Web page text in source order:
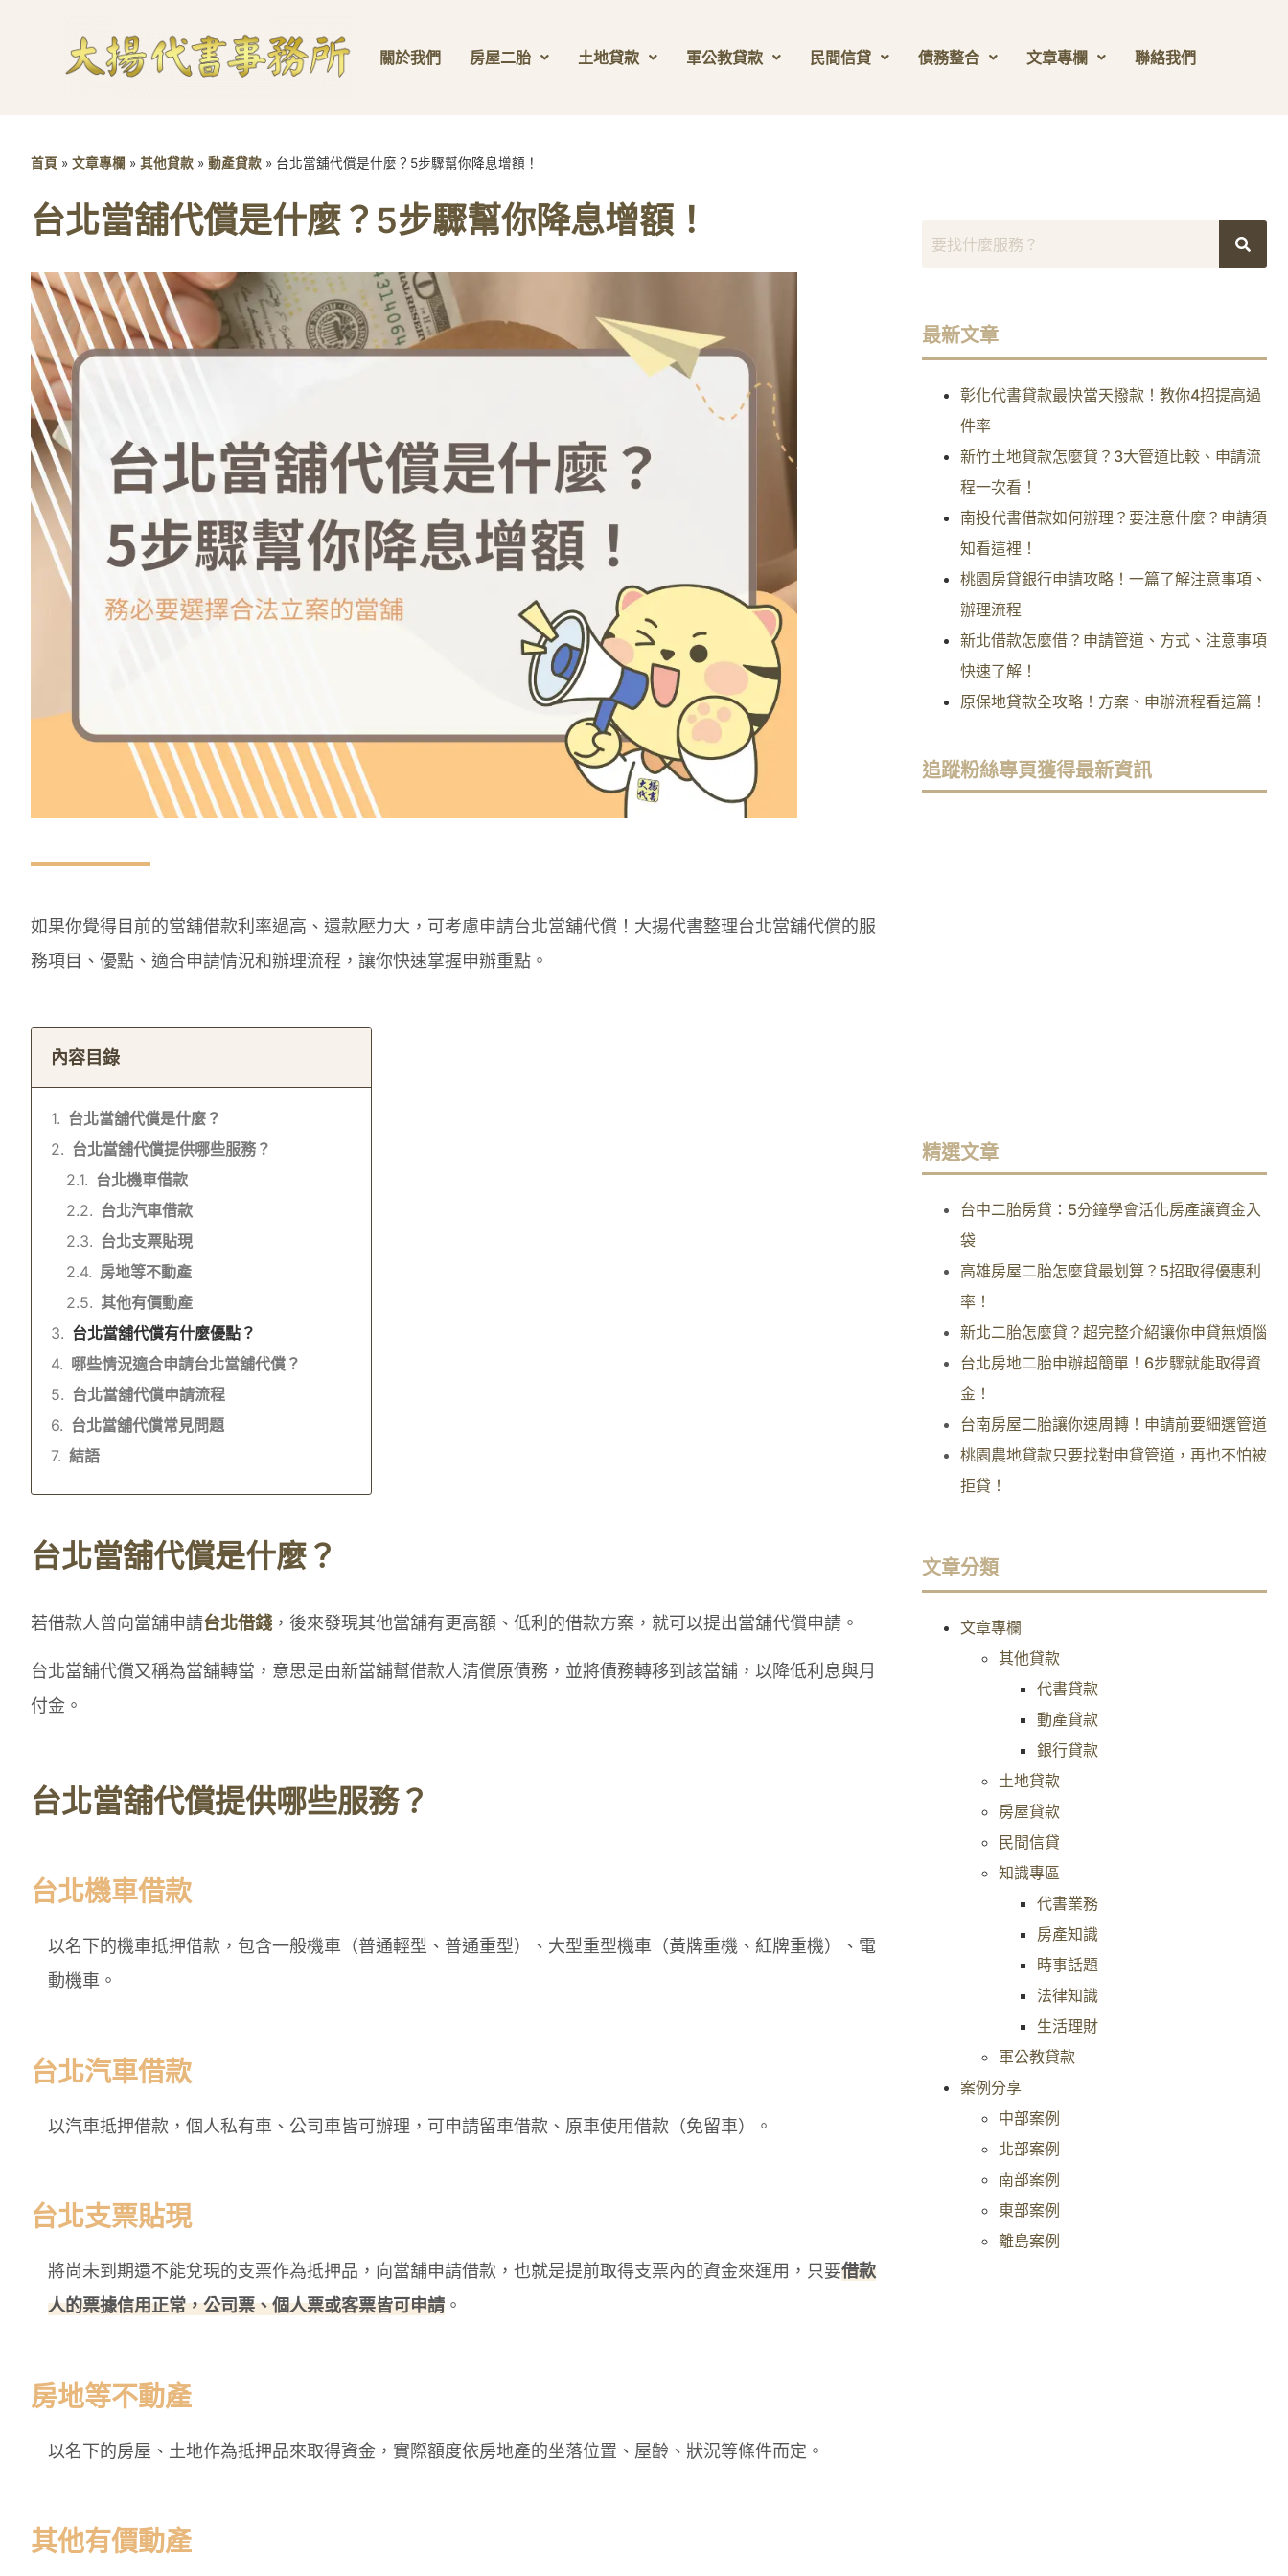
關於我們 房屋二胎 土地貸款 軍公教貸款 民間信貸 債務整合 文章專欄 聯絡我們
首頁 » 文章專欄 » 其他貸款 » 動產貸款 » 台北當舖代償是什麼？5步驟幫你降息增額！
台北當舖代償是什麼？5步驟幫你降息增額！
如果你覺得目前的當舖借款利率過高、還款壓力大，可考慮申請台北當舖代償！大揚代書整理台北當舖代償的服
務項目、優點、適合申請情況和辦理流程，讓你快速掌握申辦重點。
內容目錄
台北當舖代償是什麼？
台北當舖代償提供哪些服務？
台北機車借款
台北汽車借款
台北支票貼現
房地等不動產
其他有價動產
台北當舖代償有什麼優點？
哪些情況適合申請台北當舖代償？
台北當舖代償申請流程
台北當舖代償常見問題
結語
台北當舖代償是什麼？
若借款人曾向當舖申請台北借錢 ，後來發現其他當舖有更高額、低利的借款方案，就可以提出當舖代償申請。
台北當舖代償又稱為當舖轉當，意思是由新當舖幫借款人清償原債務，並將債務轉移到該當舖，以降低利息與月
付金。
台北當舖代償提供哪些服務？
台北機車借款
以名下的機車抵押借款，包含一般機車（普通輕型、普通重型）、大型重型機車（黃牌重機、紅牌重機）、電
動機車。
台北汽車借款
以汽車抵押借款，個人私有車、公司車皆可辦理，可申請留車借款、原車使用借款（免留車）。
台北支票貼現
將尚未到期還不能兌現的支票作為抵押品，向當舖申請借款，也就是提前取得支票內的資金來運用，只要借款
人的票據信用正常，公司票、個人票或客票皆可申請 。
房地等不動產
以名下的房屋、土地作為抵押品來取得資金，實際額度依房地產的坐落位置、屋齡、狀況等條件而定。
其他有價動產
最新文章
彰化代書貸款最快當天撥款！教你4招提高過
件率
新竹土地貸款怎麼貸？3大管道比較、申請流
程一次看！
南投代書借款如何辦理？要注意什麼？申請須
知看這裡！
桃園房貸銀行申請攻略！一篇了解注意事項、
辦理流程
新北借款怎麼借？申請管道、方式、注意事項
快速了解！
原保地貸款全攻略！方案、申辦流程看這篇！
追蹤粉絲專頁獲得最新資訊
精選文章
台中二胎房貸：5分鐘學會活化房產讓資金入
袋
高雄房屋二胎怎麼貸最划算？5招取得優惠利
率！
新北二胎怎麼貸？超完整介紹讓你申貸無煩惱
台北房地二胎申辦超簡單！6步驟就能取得資
金！
台南房屋二胎讓你速周轉！申請前要細選管道
桃園農地貸款只要找對申貸管道，再也不怕被
拒貸！
文章分類
文章專欄
其他貸款
代書貸款
動產貸款
銀行貸款
土地貸款
房屋貸款
民間信貸
知識專區
代書業務
房產知識
時事話題
法律知識
生活理財
軍公教貸款
案例分享
中部案例
北部案例
南部案例
東部案例
離島案例